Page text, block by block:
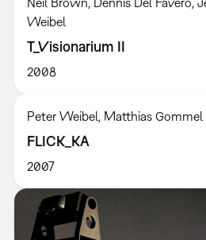
Weibel
T_Visionarium II
2008
Peter Weibel, Matthias Gommel
FLICK_KA
2007